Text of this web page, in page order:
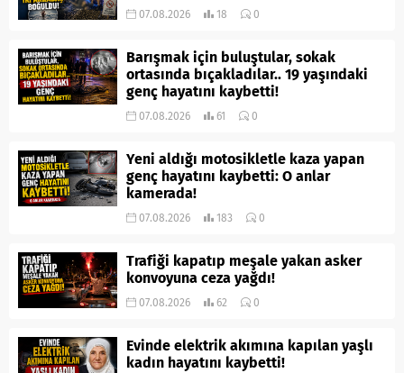
07.08.2026 18 0
Barışmak için buluştular, sokak
ortasında bıçakladılar.. 19 yaşındaki
genç hayatını kaybetti!
07.08.2026 61 0
Yeni aldığı motosikletle kaza yapan
genç hayatını kaybetti: O anlar
kamerada!
07.08.2026 183 0
Trafiği kapatıp meşale yakan asker
konvoyuna ceza yağdı!
07.08.2026 62 0
Evinde elektrik akımına kapılan yaşlı
kadın hayatını kaybetti!